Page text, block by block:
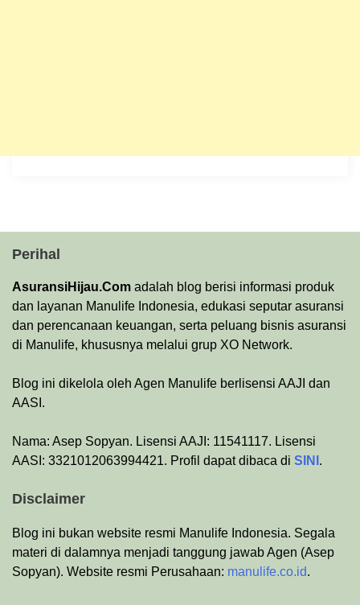
Perihal
AsuransiHijau.Com adalah blog berisi informasi produk
dan layanan Manulife Indonesia, edukasi seputar asuransi
dan perencanaan keuangan, serta peluang bisnis asuransi
di Manulife, khususnya melalui grup XO Network.
Blog ini dikelola oleh Agen Manulife berlisensi AAJI dan
AASI.
Nama: Asep Sopyan. Lisensi AAJI: 11541117. Lisensi
AASI: 3321012063994421. Profil dapat dibaca di SINI .
Disclaimer
Blog ini bukan website resmi Manulife Indonesia. Segala
materi di dalamnya menjadi tanggung jawab Agen (Asep
Sopyan). Website resmi Perusahaan: manulife.co.id.